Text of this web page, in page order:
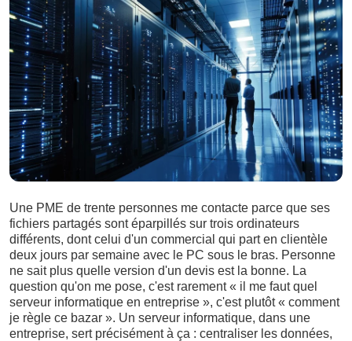
Une PME de trente personnes me contacte parce que ses
fichiers partagés sont éparpillés sur trois ordinateurs
différents, dont celui d'un commercial qui part en clientèle
deux jours par semaine avec le PC sous le bras. Personne
ne sait plus quelle version d'un devis est la bonne. La
question qu'on me pose, c'est rarement « il me faut quel
serveur informatique en entreprise », c'est plutôt « comment
je règle ce bazar ». Un serveur informatique, dans une
entreprise, sert précisément à ça : centraliser les données,